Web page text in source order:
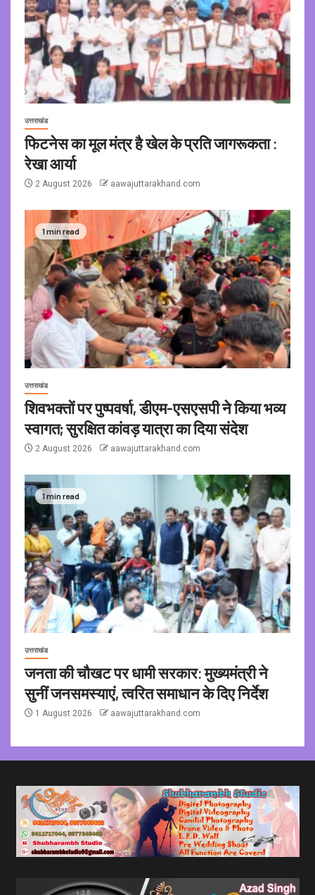
उत्तराखंड
फिटनेस का मूल मंत्र है खेल के प्रति जागरूकता :
रेखा आर्या
2 August 2026 aawajuttarakhand.com
1 min read
उत्तराखंड
शिवभक्तों पर पुष्पवर्षा, डीएम-एसएसपी ने किया भव्य
स्वागत; सुरक्षित कांवड़ यात्रा का दिया संदेश
2 August 2026 aawajuttarakhand.com
1 min read
उत्तराखंड
जनता की चौखट पर धामी सरकार: मुख्यमंत्री ने
सुनीं जनसमस्याएं, त्वरित समाधान के दिए निर्देश
1 August 2026 aawajuttarakhand.com